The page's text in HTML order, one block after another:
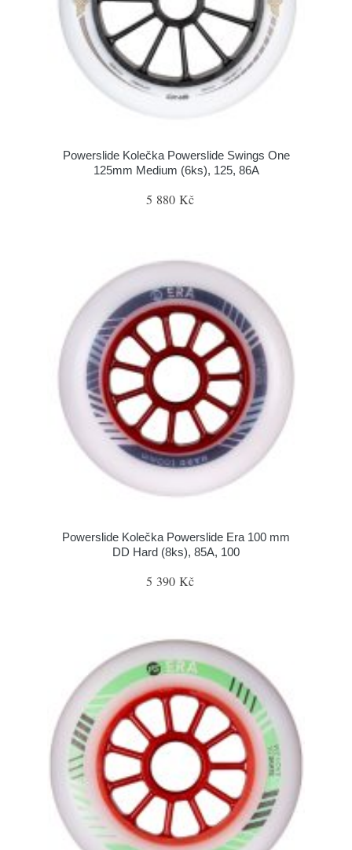
Powerslide Kolečka Powerslide Swings One
125mm Medium (6ks), 125, 86A
5 880 Kč
Powerslide Kolečka Powerslide Era 100 mm
DD Hard (8ks), 85A, 100
5 390 Kč